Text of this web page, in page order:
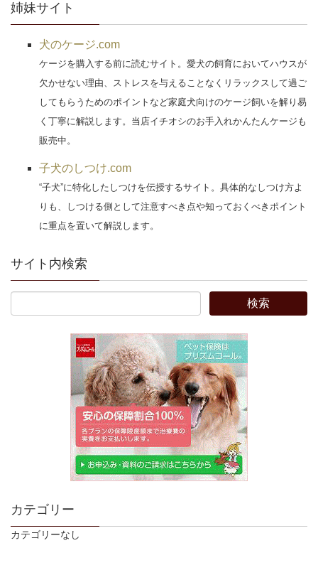
姉妹サイト
犬のケージ.com
ケージを購入する前に読むサイト。愛犬の飼育においてハウスが
欠かせない理由、ストレスを与えることなくリラックスして過ご
してもらうためのポイントなど家庭犬向けのケージ飼いを解り易
く丁寧に解説します。当店イチオシのお手入れかんたんケージも
販売中。
子犬のしつけ.com
“子犬”に特化したしつけを伝授するサイト。具体的なしつけ方よ
りも、しつける側として注意すべき点や知っておくべきポイント
に重点を置いて解説します。
サイト内検索
カテゴリー
カテゴリーなし